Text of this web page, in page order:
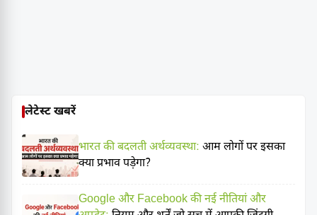
लेटेस्ट खबरें
भारत की बदलती अर्थव्यवस्था: आम लोगों पर इसका
क्या प्रभाव पड़ेगा?
Google और Facebook की नई नीतियां और